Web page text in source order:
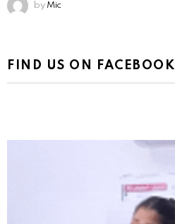
by Mic
FIND US ON FACEBOOK